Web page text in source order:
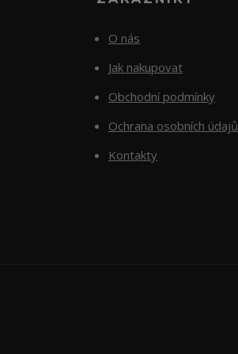
O nás
Jak nakupovat
Obchodní podmínky
Ochrana osobních údajů
Kontakty